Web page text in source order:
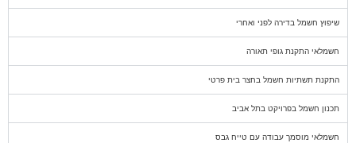
שיפוץ חשמל בדירה לפני ואחרי
חשמלאי התקנת גופי תאורה
התקנת תשתיות חשמל בחצר בית פרטי
תכנון חשמל בפרויקט בתל אביב
חשמלאי מוסמך עבודה עם טייח גבס